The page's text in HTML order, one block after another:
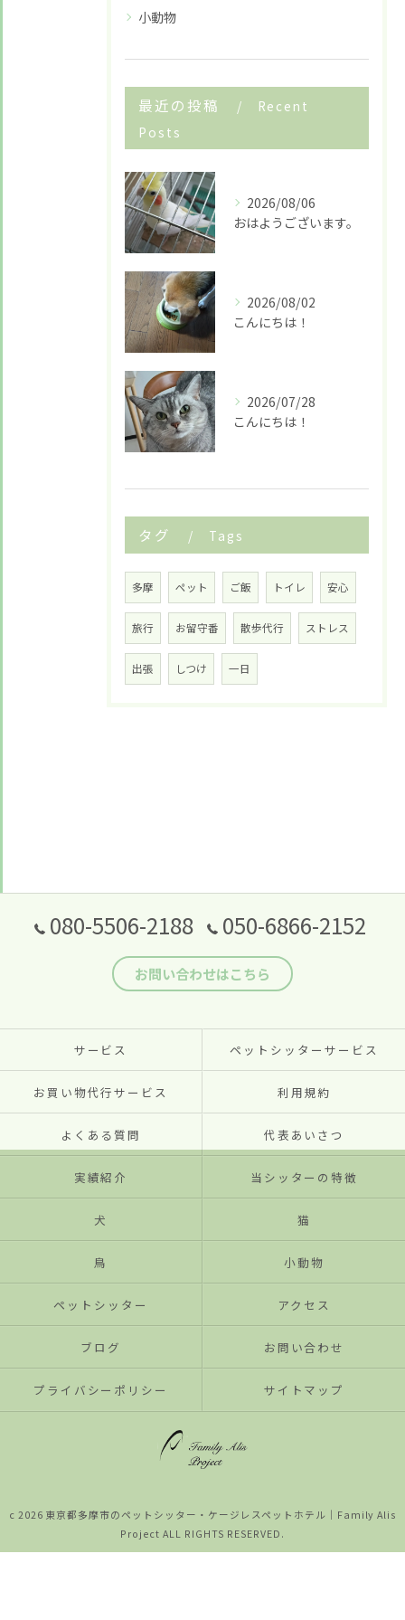
小動物
最近の投稿
Recent
Posts
2026/08/06
おはようございます。
2026/08/02
こんにちは！
2026/07/28
こんにちは！
タグ Tags
多摩 ペット ご飯 トイレ 安心
旅行 お留守番 散歩代行 ストレス
出張 しつけ 一日
080-5506-2188 050-6866-2152
お問い合わせはこちら
サービス ペットシッターサービス
お買い物代行サービス 利用規約
よくある質問 代表あいさつ
実績紹介 当シッターの特徴
犬 猫
鳥 小動物
ペットシッター アクセス
ブログ お問い合わせ
プライバシーポリシー サイトマップ
c 2026 東京都多摩市のペットシッター・ケージレスペットホテル│Family Alis
Project ALL RIGHTS RESERVED.
お悩みですか？ LINEでお気軽に質問してください！
LINE友だち追加はこちら